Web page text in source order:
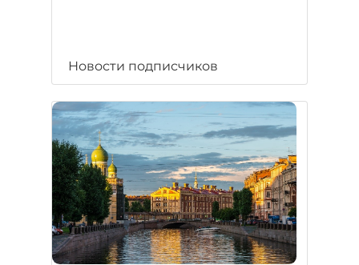
Новости подписчиков